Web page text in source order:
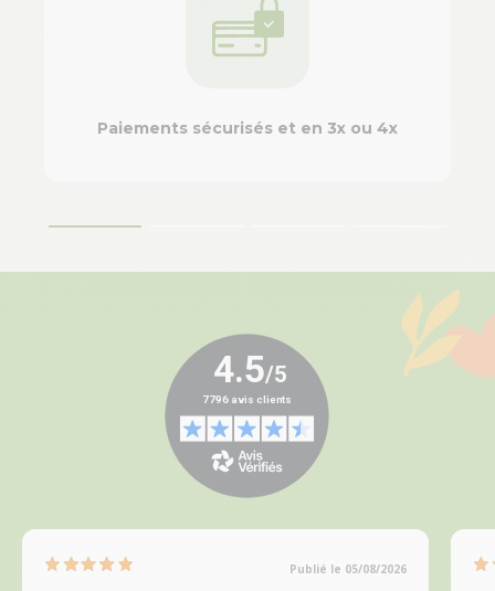
Paiements sécurisés et en 3x ou 4x
Publié le 05/08/2026